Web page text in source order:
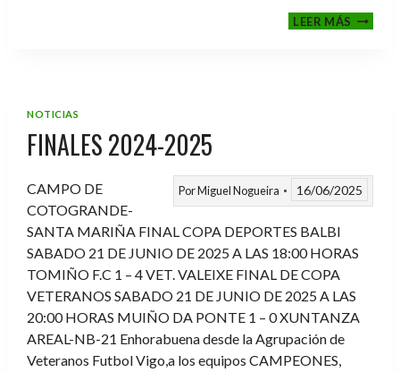
LEER MÁSVI
NOTICIAS
FINALES 2024-2025
PorMiguel Nogueira 16/06/2025
CAMPO DE
COTOGRANDE-
SANTA MARIÑA FINAL COPA DEPORTES BALBI
SABADO 21 DE JUNIO DE 2025 A LAS 18:00 HORAS
TOMIÑO F.C 1 – 4 VET. VALEIXE FINAL DE COPA
VETERANOS SABADO 21 DE JUNIO DE 2025 A LAS
20:00 HORAS MUIÑO DA PONTE 1 – 0 XUNTANZA
AREAL-NB-21 Enhorabuena desde la Agrupación de
Veteranos Futbol Vigo,a los equipos CAMPEONES,